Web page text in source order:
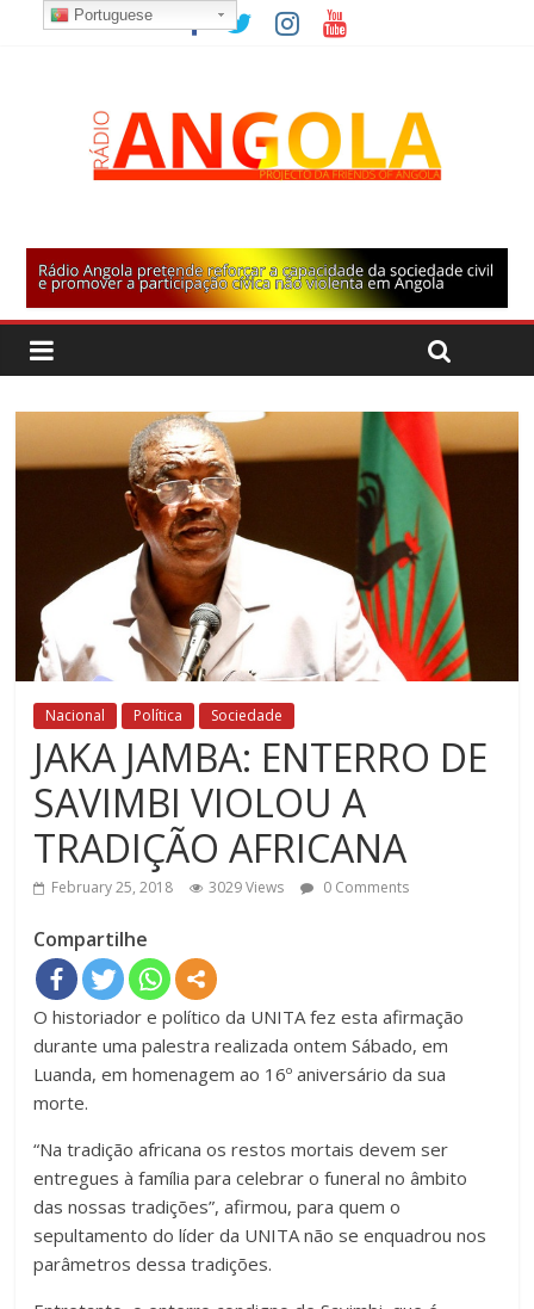
Nacional Política Sociedade
JAKA JAMBA: ENTERRO DE
SAVIMBI VIOLOU A
TRADIÇÃO AFRICANA
February 25, 2018 3029 Views 0 Comments
Compartilhe
O historiador e político da UNITA fez esta afirmação
durante uma palestra realizada ontem Sábado, em
Luanda, em homenagem ao 16º aniversário da sua
morte.
“Na tradição africana os restos mortais devem ser
entregues à família para celebrar o funeral no âmbito
das nossas tradições”, afirmou, para quem o
sepultamento do líder da UNITA não se enquadrou nos
parâmetros dessa tradições.
Portuguese